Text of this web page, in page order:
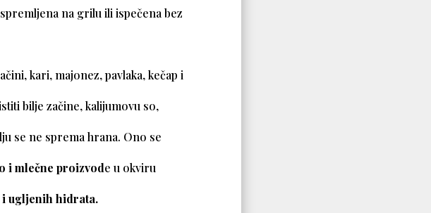
na grilu ili ispečena bez
kari, majonez, pavlaka, kečap i
bilje začine, kalijumovu so,
se ne sprema hrana. Ono se
i mlečne proizvode u okviru
i ugljenih hidrata.